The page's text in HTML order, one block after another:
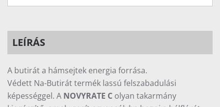
LEÍRÁS
A butirát a hámsejtek energia forrása.
Védett Na-Butirát termék lassú felszabadulási
képességgel. A NOVYRATE C olyan takarmány